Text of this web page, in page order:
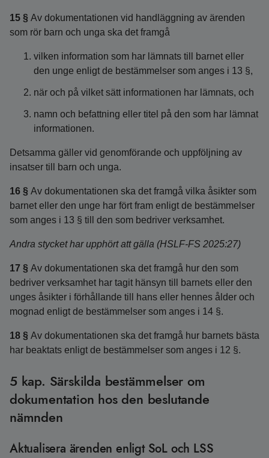
15 § Av dokumentationen vid handläggning av ärenden
som rör barn och unga ska det framgå
vilken information som har lämnats till barnet eller
den unge enligt de bestämmelser som anges i 13 §,
när och på vilket sätt informationen har lämnats, och
namn och befattning eller titel på den som har lämnat
informationen.
Detsamma gäller vid genomförande och uppföljning av
insatser till barn och unga.
16 § Av dokumentationen ska det framgå vilka åsikter som
barnet eller den unge har fört fram enligt de bestämmelser
som anges i 13 § till den som bedriver verksamhet.
Andra stycket har upphört att gälla (HSLF-FS 2025:27)
17 § Av dokumentationen ska det framgå hur den som
bedriver verksamhet har tagit hänsyn till barnets eller den
unges åsikter i förhållande till hans eller hennes ålder och
mognad enligt de bestämmelser som anges i 14 §.
18 § Av dokumentationen ska det framgå hur barnets bästa
har beaktats enligt de bestämmelser som anges i 12 §.
5 kap. Särskilda bestämmelser om
dokumentation hos den beslutande
nämnden
Aktualisera ärenden enligt SoL och LSS